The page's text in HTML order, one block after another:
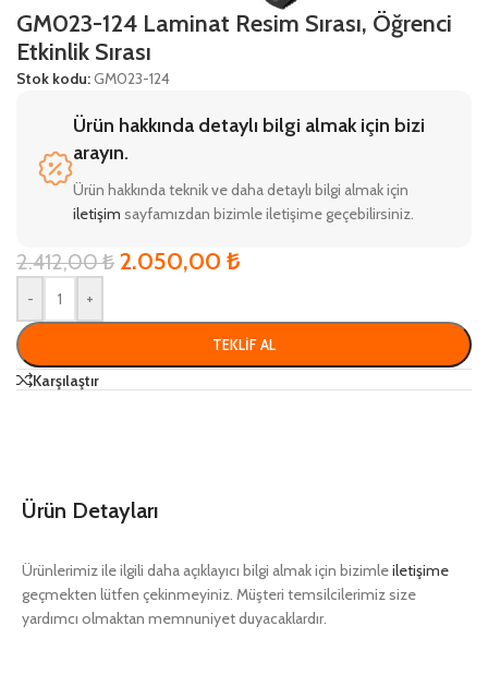
GM023-124 Laminat Resim Sırası, Öğrenci
Etkinlik Sırası
Stok kodu:GM023-124
Ürün hakkında detaylı bilgi almak için bizi
arayın.
Ürün hakkında teknik ve daha detaylı bilgi almak için
iletişim sayfamızdan bizimle iletişime geçebilirsiniz.
2.412,00₺ 2.050,00 ₺
- +
TEKLIF AL
Karşılaştır
Ürün Detayları
Ürünlerimiz ile ilgili daha açıklayıcı bilgi almak için bizimleiletişime
geçmekten lütfen çekinmeyiniz. Müşteri temsilcilerimiz size
yardımcı olmaktan memnuniyet duyacaklardır.